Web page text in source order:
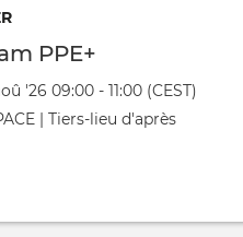
PPE+
de l'évênement
'26 09:00 - 11:00 (CEST)
aura lieu au / à
| Tiers-lieu d'après